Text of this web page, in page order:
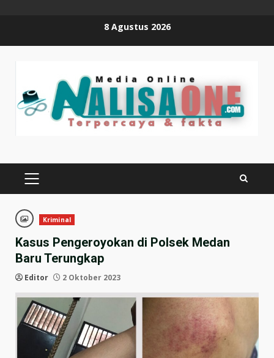
8 Agustus 2026
PRIMARY
Kriminal
Kasus Pengeroyokan di Polsek Medan
Baru Terungkap
Editor 2 Oktober 2023